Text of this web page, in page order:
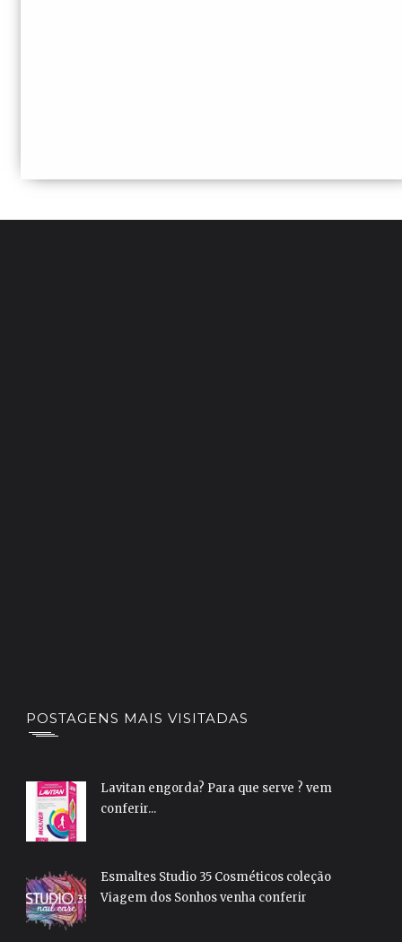
POSTAGENS MAIS VISITADAS
Lavitan engorda? Para que serve ? vem
conferir...
Esmaltes Studio 35 Cosméticos coleção
Viagem dos Sonhos venha conferir